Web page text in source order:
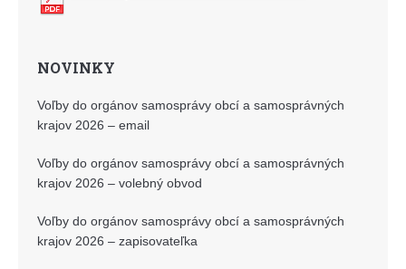
NOVINKY
Voľby do orgánov samosprávy obcí a samosprávných
krajov 2026 – email
Voľby do orgánov samosprávy obcí a samosprávných
krajov 2026 – volebný obvod
Voľby do orgánov samosprávy obcí a samosprávných
krajov 2026 – zapisovateľka